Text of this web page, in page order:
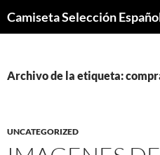
Camiseta Selección
Archivo de la etiqueta:
UNCATEGORIZED